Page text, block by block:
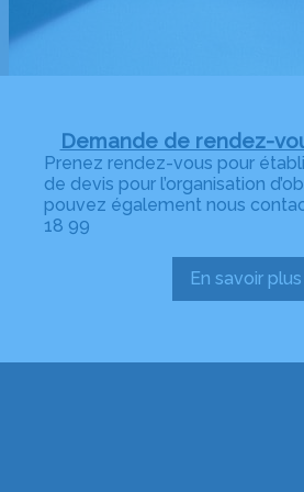
Demande de rendez-
Prenez rendez-vous pour
de devis pour l’organisation
pouvez également nous
18 99
En savoir plus
: